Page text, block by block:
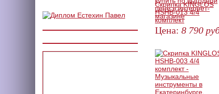
Скрипка KINGLOS
HSHB-013 4/4
комплект
Цена: 8 790